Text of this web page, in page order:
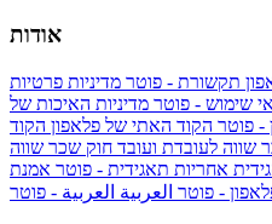
אודות
תקשורת - פוטר מדיניות פרטיות
שימוש - פוטר מדיניות האיכות של
- פוטר הקוד האתי של פלאפון הקוד
שווה לעובדת ועובד חוק שכר שווה
אחריות תאגידית - פוטר אמנת
- פוטר العربية العربية - פוטר